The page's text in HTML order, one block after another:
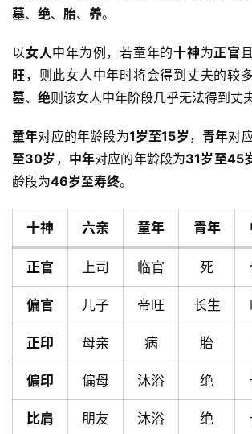
首
页
墓、 绝、 胎、 养。
以女人中年为例，若童年的十神为正官且
旺，则此女人中年时将会得到丈夫的较
墓、 绝则该女人中年阶段几乎无法得到丈
童年对应的年龄段为1岁至15岁，青年对
至30岁 ， 中年对应的年龄段为31岁至45
龄段为46岁至寿终。
十神 六亲 童年 青年
正官 上司 临官 死
偏官 儿子 帝旺 长生
正印 母亲 病 胎
偏印 偏母 沐浴 绝
比肩 朋友 沐浴 绝